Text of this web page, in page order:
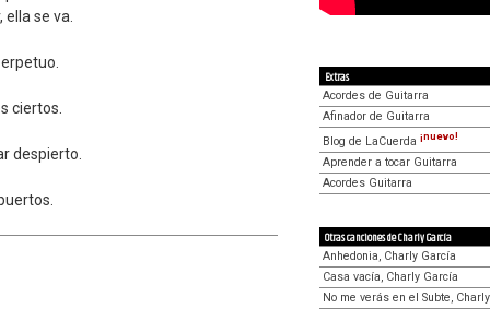
se va.
ciertos.
despierto.
Extras
Acordes de Guitarra
Afinador de Guitarra
Blog de LaCuerda ¡nuevo!
Aprender a tocar Guitarra
Acordes Guitarra
Otras canciones de Charly García
Anhedonia, Charly García
Casa vacía, Charly García
No me verás en el Subte,